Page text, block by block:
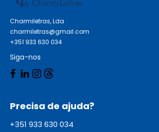
Charmiletras, Lda
charmiletras@gmail.com
+351 933 630 034
Siga-nos
Precisa de ajuda?
+351 933 630 034